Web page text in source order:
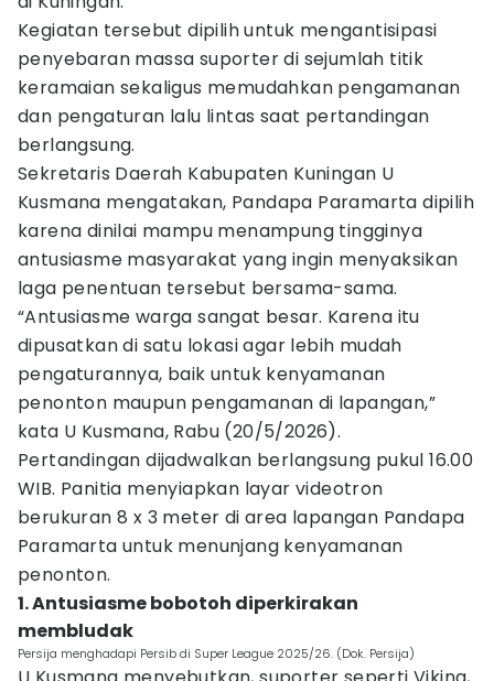
Kegiatan tersebut dipilih untuk mengantisipasi
penyebaran massa suporter di sejumlah titik
keramaian sekaligus memudahkan pengamanan
dan pengaturan lalu lintas saat pertandingan
berlangsung.
Sekretaris Daerah Kabupaten Kuningan U
Kusmana mengatakan, Pandapa Paramarta dipilih
karena dinilai mampu menampung tingginya
antusiasme masyarakat yang ingin menyaksikan
laga penentuan tersebut bersama-sama.
“Antusiasme warga sangat besar. Karena itu
dipusatkan di satu lokasi agar lebih mudah
pengaturannya, baik untuk kenyamanan
penonton maupun pengamanan di lapangan,”
kata U Kusmana, Rabu (20/5/2026).
Pertandingan dijadwalkan berlangsung pukul 16.00
WIB. Panitia menyiapkan layar videotron
berukuran 8 x 3 meter di area lapangan Pandapa
Paramarta untuk menunjang kenyamanan
penonton.
1. Antusiasme bobotoh diperkirakan
membludak
Persija menghadapi Persib di Super League 2025/26. (Dok. Persija)